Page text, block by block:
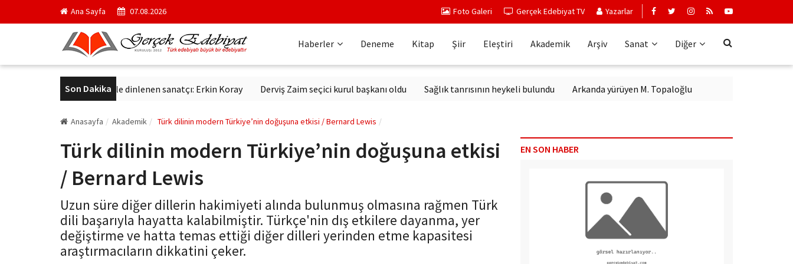
Ana Sayfa 07.08.2026 Foto Galeri Gerçek Edebiyat TV Yazarlar
Haberler Deneme Kitap Şiir Eleştiri Akademik Arşiv Sanat Diğer
Son Dakika
yıldır aynı sevgiyle dinlenen sanatçı: Erkin Koray Derviş Zaim seçici kurul başkanı oldu Sağlık tanrısının heykeli bulundu Arkanda yürüyen M. Topaloğlu
Anasayfa Akademik Türk dilinin modern Türkiye’nin doğuşuna etkisi / Bernard Lewis
Türk dilinin modern Türkiye’nin doğuşuna etkisi
/ Bernard Lewis
Uzun süre diğer dillerin hakimiyeti alında bulunmuş olmasına rağmen Türk
dili başarıyla hayatta kalabilmiştir. Türkçe'nin dış etkilere dayanma, yer
değiştirme ve hatta temas ettiği diğer dilleri yerinden etme kapasitesi
araştırmacıların dikkatini çeker.
EN SON HABER